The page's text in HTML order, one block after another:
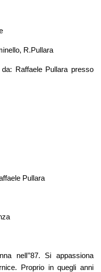
R.Pullara
Raffaele Pullara presso
Pullara
nell’’87. Si appassiona
Proprio in quegli anni